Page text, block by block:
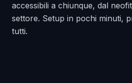
accessibili a chiunque, dal
settore. Setup in pochi minuti,
tutti.